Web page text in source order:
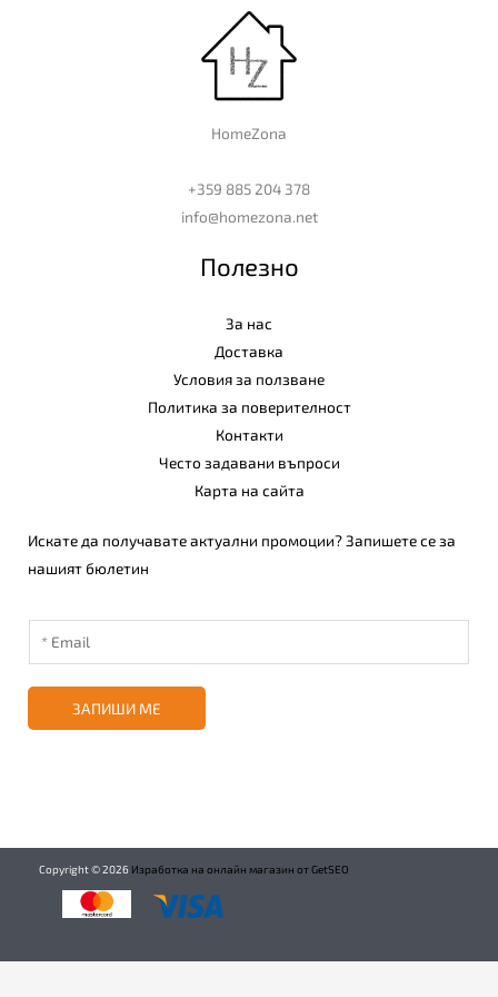
HomeZona
+359 885 204 378
info@homezona.net
Полезно
За нас
Доставка
Условия за ползване
Политика за поверителност
Контакти
Често задавани въпроси
Карта на сайта
Искате да получавате актуални промоции? Запишете се за
нашият бюлетин
ЗАПИШИ МЕ
Copyright ©2026 Изработка на онлайн магазин от GetSEO